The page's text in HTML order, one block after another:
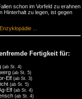
schon im Vorfeld zu erahnen
Hinterhalt zu legen, ist gegen
...
Fertigkeit für:
(ab St. 4)
(ab St. 5)
Elf (ab St. 3)
(ab St. 5)
Elf (ab St. 4)
(ab St. 4)